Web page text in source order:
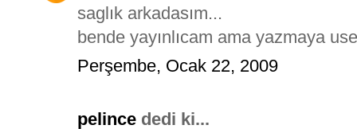
saglık arkadasım...
bende yayınlıcam ama yazmaya
Perşembe, Ocak 22, 2009
pelince dedi ki...